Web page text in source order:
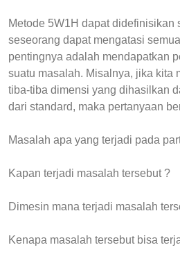
Metode 5W1H dapat didefinisikan
seseorang dapat mengatasi
pentingnya adalah mendapatkan
suatu masalah. Misalnya, jika kita
tiba-tiba dimensi yang dihasilkan
dari standard, maka pertanyaan
Masalah apa yang terjadi pada
Kapan terjadi masalah tersebut ?
Dimesin mana terjadi masalah
Kenapa masalah tersebut bisa